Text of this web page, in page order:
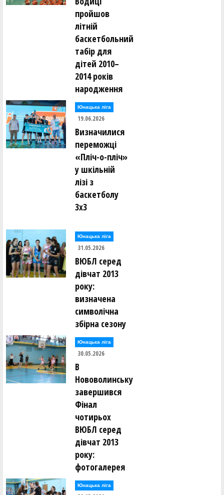
пройшов
літній
баскетбольний
табір для
дітей 2010–
2014 років
народження
Юнацька ліга
19.06.2026
Визначилися
переможці
«Пліч-о-пліч»
у шкільній
лізі з
баскетболу
3х3
Юнацька ліга
31.05.2026
ВЮБЛ серед
дівчат 2013
року:
визначена
символічна
збірна сезону
Юнацька ліга
30.05.2026
В
Нововолинську
завершився
Фінал
чотирьох
ВЮБЛ серед
дівчат 2013
року:
фотогалерея
Юнацька ліга